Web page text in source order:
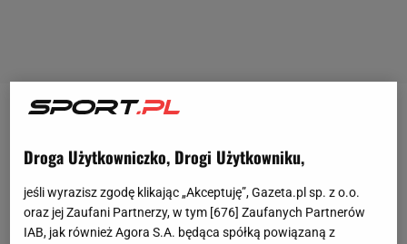
Fenerbahce Stambuł, ale nie jest jedynym Polakiem,
Piątek zdobył trzy gole w zwycięskim meczu
Istanbulu Basaksehir z Konyasporem (3:2) i odwrócił
Droga Użytkowniczko, Drogi Użytkowniku,
jeśli wyrazisz zgodę klikając „Akceptuję”, Gazeta.pl sp. z o.o.
oraz jej Zaufani Partnerzy, w tym [676] Zaufanych Partnerów
IAB, jak również Agora S.A. będąca spółką powiązaną z